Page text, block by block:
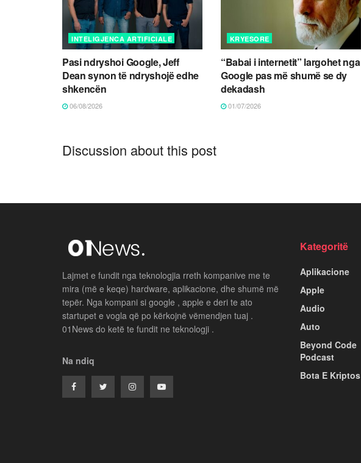
INTELIGJENCA ARTIFICIALE
Pasi ndryshoi Google, Jeff
Dean synon të ndryshojë edhe
shkencën
06/08/2026
KRYESORE
“Babai i internetit” largohet nga
Google pas më shumë se dy
dekadash
01/07/2026
Discussion about this post
Lajmet e fundit nga teknologjia rreth kompanive me te
mira (më e keqe) hardware, aplikacione, dhe shumë më
tepër. Nga kompani si google , apple e deri te ato
startupet e vogla që po kërkojnë vëmendjen tuaj .
01News do ketë te fundit ne teknologji .
Na ndiq
Kategoritë
Aplikacione
Apple
Audio
Auto
Beyond Code
Podcast
Bota E Kriptos